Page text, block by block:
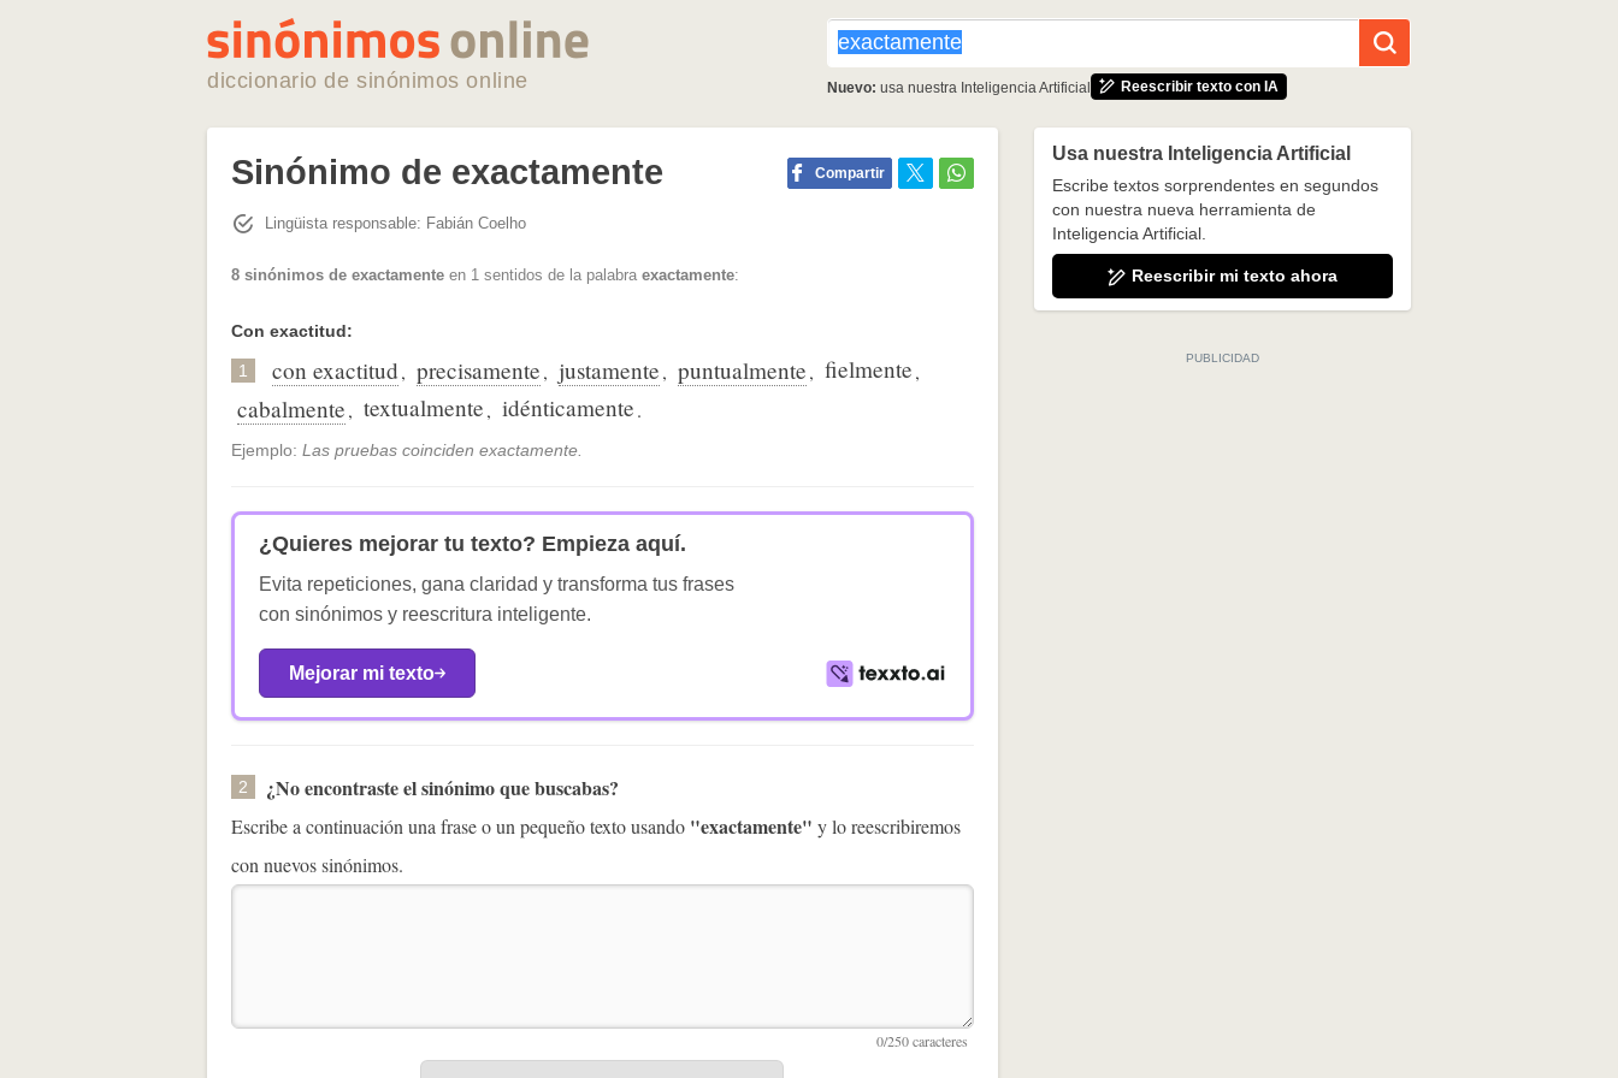
diccionario de sinónimos online Nuevo: usa nuestra Inteligencia Artificial Reescribir texto con IA
Sinónimo de exactamente Compartir
Lingüista responsable: Fabián Coelho
8 sinónimos de exactamente en 1 sentidos de la palabra exactamente:
Con exactitud:
1 con exactitud, precisamente, justamente, puntualmente, fielmente,
cabalmente, textualmente, idénticamente.
Ejemplo: Las pruebas coinciden exactamente.
¿Quieres mejorar tu texto? Empieza aquí.
Evita repeticiones, gana claridad y transforma tus frases
con sinónimos y reescritura inteligente.
Mejorar mi texto
2 ¿No encontraste el sinónimo que buscabas?
Escribe a continuación una frase o un pequeño texto usando "exactamente" y lo reescribiremos
con nuevos sinónimos.
Usa nuestra Inteligencia Artificial
Escribe textos sorprendentes en segundos
con nuestra nueva herramienta de
Inteligencia Artificial.
Reescribir mi texto ahora